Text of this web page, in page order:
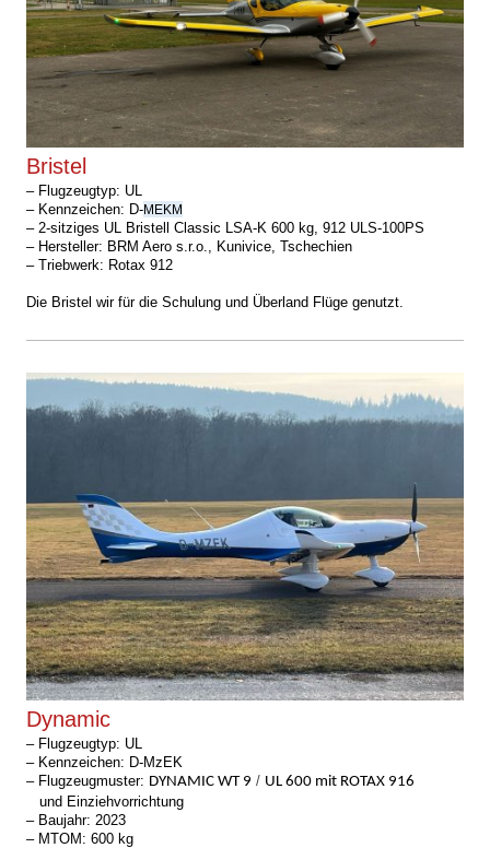
Bristel
– Flugzeugtyp: UL
– Kennzeichen: D-MEKM
– 2-sitziges UL Bristell Classic LSA-K 600 kg, 912 ULS-100PS
– Hersteller: BRM Aero s.r.o., Kunivice, Tschechien
– Triebwerk: Rotax 912
Die Bristel wir für die Schulung und Überland Flüge genutzt.
Dynamic
– Flugzeugtyp: UL
– Kennzeichen: D-MzEK
– Flugzeugmuster: DYNAMIC WT 9 / UL 600 mit ROTAX 916
und Einziehvorrichtung
– Baujahr: 2023
– MTOM: 600 kg